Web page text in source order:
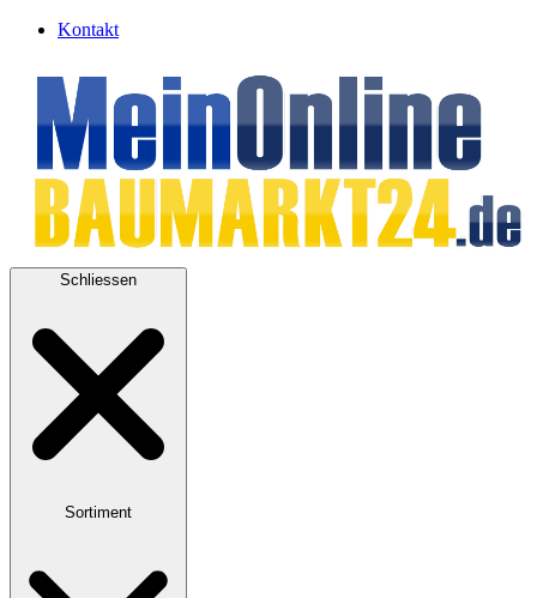
Kontakt
Schliessen
Sortiment